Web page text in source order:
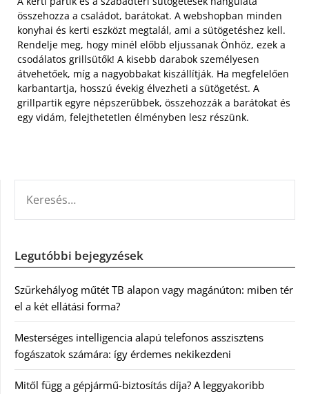
összehozza a családot, barátokat. A webshopban minden
konyhai és kerti eszközt megtalál, ami a sütögetéshez kell.
Rendelje meg, hogy minél előbb eljussanak Önhöz, ezek a
csodálatos grillsütők! A kisebb darabok személyesen
átvehetőek, míg a nagyobbakat kiszállítják. Ha megfelelően
karbantartja, hosszú évekig élvezheti a sütögetést. A
grillpartik egyre népszerűbbek, összehozzák a barátokat és
egy vidám, felejthetetlen élményben lesz részünk.
Legutóbbi bejegyzések
Szürkehályog műtét TB alapon vagy magánúton: miben tér
el a két ellátási forma?
Mesterséges intelligencia alapú telefonos asszisztens
fogászatok számára: így érdemes nekikezdeni
Mitől függ a gépjármű-biztosítás díja? A leggyakoribb